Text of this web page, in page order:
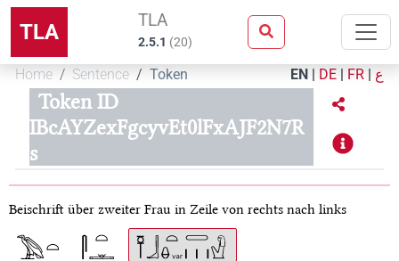
TLA TLA
2.5.1 (20)
Home Sentence Token EN | DE | FR | ع
Token ID
IBcAYZexFgcyvEt0lFxAJF2N7R
s
Beischrift über zweiter Frau in Zeile von rechts nach links